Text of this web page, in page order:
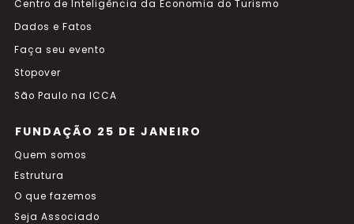
Centro de Inteligência da Economia do Turismo
Dados e Fatos
Faça seu evento
Stopover
São Paulo na ICCA
FUNDAÇÃO 25 DE JANEIRO
Quem somos
Estrutura
O que fazemos
Seja Associado